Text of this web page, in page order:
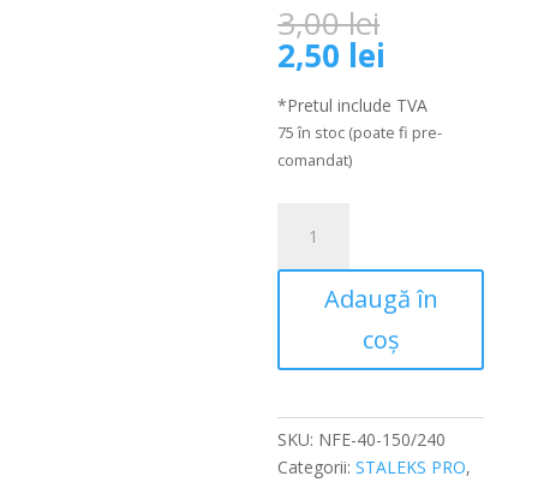
3,00lei
fost:
3,00 lei.
2,50 lei
este:
2,50 lei.
*Pretul include TVA
75 în stoc (poate fi pre-
comandat)
semiluna
Staleks
150/240
Adaugă în
coș
SKU: NFE-40-150/240
Categorii:STALEKS PRO,